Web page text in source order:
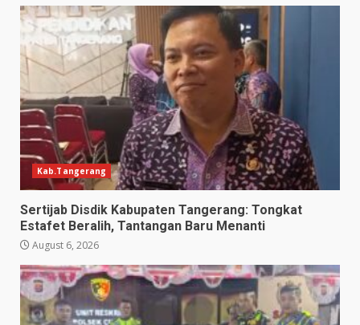
Kab.Tangerang
Sertijab Disdik Kabupaten Tangerang: Tongkat
Estafet Beralih, Tantangan Baru Menanti
August 6, 2026